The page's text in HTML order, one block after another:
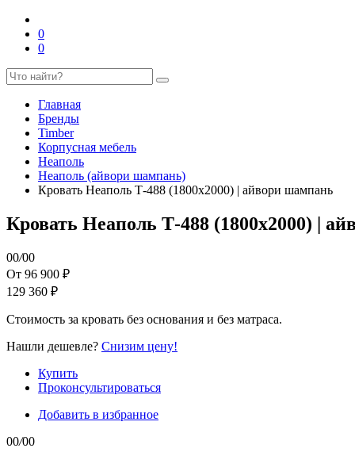
0
0
Главная
Бренды
Timber
Корпусная мебель
Неаполь
Неаполь (айвори шампань)
Кровать Неаполь Т-488 (1800х2000) | айвори шампань
Кровать Неаполь Т-488 (1800х2000) |
00/00
От 96 900 ₽
129 360 ₽
Стоимость за кровать без основания и без матраса.
Нашли дешевле? Снизим цену!
Купить
Проконсультироваться
Добавить в избранное
00/00